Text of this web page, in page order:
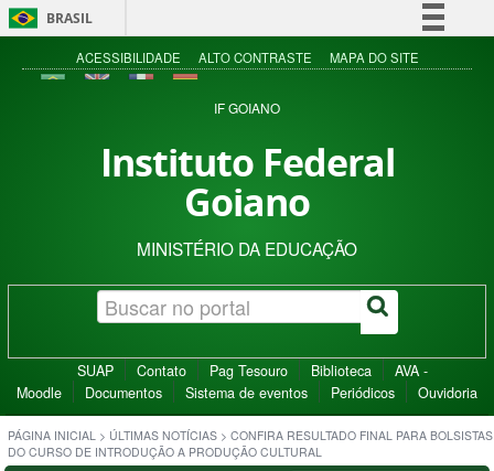
BRASIL
Simplifique!
Acesso à informação
ACESSIBILIDADE ALTO CONTRASTE MAPA DO SITE
IF GOIANO
Instituto Federal
Goiano
MINISTÉRIO DA EDUCAÇÃO
SUAP Contato Pag Tesouro Biblioteca
AVA -
Moodle
Documentos Sistema de eventos Periódicos Ouvidoria
PÁGINA INICIAL > ÚLTIMAS NOTÍCIAS > CONFIRA RESULTADO FINAL PARA BOLSISTAS
DO CURSO DE INTRODUÇÃO A PRODUÇÃO CULTURAL